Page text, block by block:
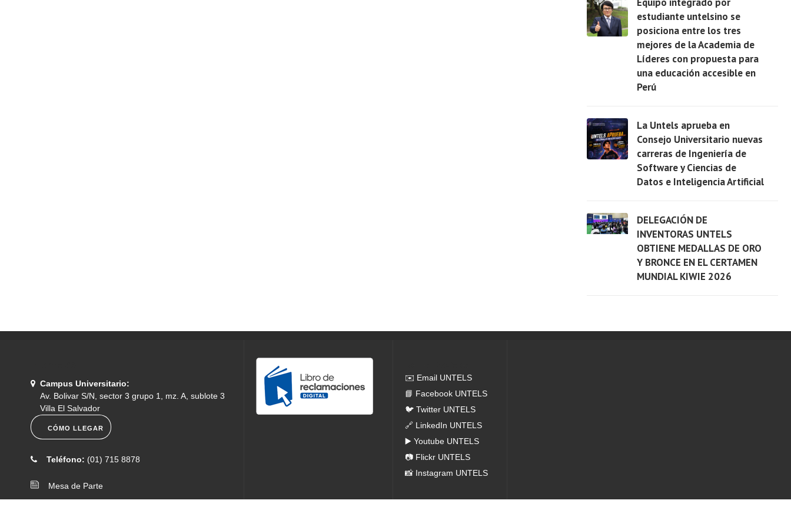
Equipo integrado por
estudiante untelsino se
posiciona entre los tres
mejores de la Academia de
Líderes con propuesta para
una educación accesible en
Perú
La Untels aprueba en
Consejo Universitario nuevas
carreras de Ingeniería de
Software y Ciencias de
Datos e Inteligencia Artificial
DELEGACIÓN DE
INVENTORAS UNTELS
OBTIENE MEDALLAS DE ORO
Y BRONCE EN EL CERTAMEN
MUNDIAL KIWIE 2026
Campus Universitario:
Av. Bolivar S/N, sector 3 grupo 1, mz. A, sublote 3
Villa El Salvador
CÓMO LLEGAR
Teléfono: (01) 715 8878
Mesa de Parte
✉️ Email UNTELS
📘 Facebook UNTELS
🐦 Twitter UNTELS
🔗 LinkedIn UNTELS
▶️ Youtube UNTELS
📷 Flickr UNTELS
📸 Instagram UNTELS